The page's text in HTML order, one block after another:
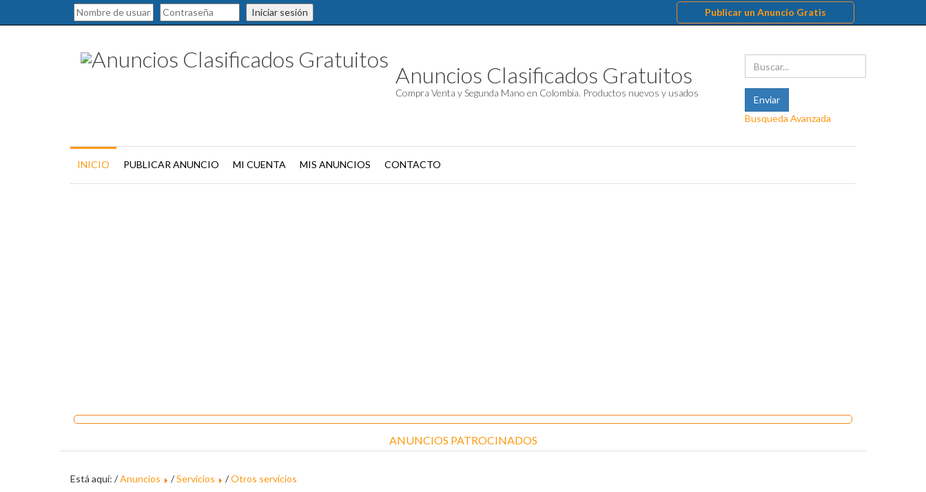
Iniciar sesión Publicar un Anuncio Gratis
Anuncios Clasificados Gratuitos
Compra Venta y Segunda Mano en Colombia. Productos nuevos y usados
Busqueda Avanzada
INICIO PUBLICAR ANUNCIO MI CUENTA MIS ANUNCIOS CONTACTO
ANUNCIOS PATROCINADOS
Está aquí: /Anuncios /Servicios /Otros servicios